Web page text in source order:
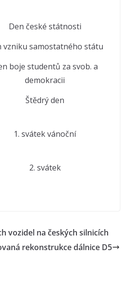
Den české státnosti
vzniku samostatného státu
boje studentů za svob. a
demokracii
Štědrý den
1. svátek vánoční
2. svátek
vozidel na českých silnicích
rekonstrukce dálnice D5